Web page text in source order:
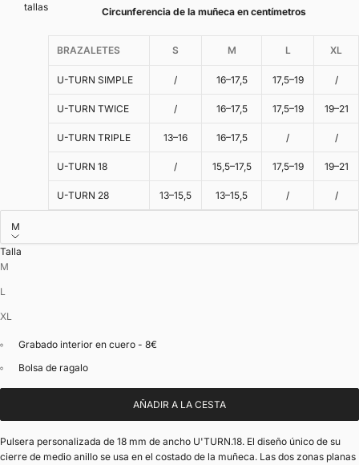
tallas
Circunferencia de la muñeca en centímetros
BRAZALETES S M L XL
U-TURN SIMPLE / 16–17,5 17,5–19 /
U-TURN TWICE / 16–17,5 17,5–19 19–21
U-TURN TRIPLE 13–16 16–17,5 / /
U-TURN 18 / 15,5–17,5 17,5–19 19–21
U-TURN 28 13–15,5 13–15,5 / /
M
Talla
M
L
XL
Grabado interior en cuero - 8€
Bolsa de ragalo
AÑADIR A LA CESTA
Pulsera personalizada de 18 mm de ancho U'TURN.18. El diseño único de su
cierre de medio anillo se usa en el costado de la muñeca. Las dos zonas planas